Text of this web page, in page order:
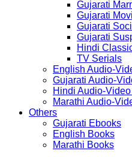
Gujarati
Gujarati
Gujarati
Gujarati
Hindi
TV Serials
English Audio-
Gujarati Audio-
Hindi Audio-
Marathi Audio-
Others
Gujarati Ebooks
English Books
Marathi Books